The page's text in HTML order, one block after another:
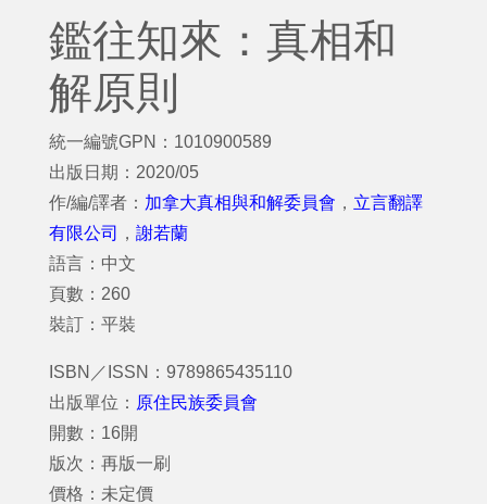
鑑往知來：真相和
解原則
統一編號GPN：1010900589
出版日期：2020/05
作/編/譯者： 加拿大真相與和解委員會 ， 立言翻譯
有限公司
， 謝若蘭
語言：中文
頁數：260
裝訂：平裝
ISBN／ISSN：9789865435110
出版單位： 原住民族委員會
開數：16開
版次：再版一刷
價格：未定價